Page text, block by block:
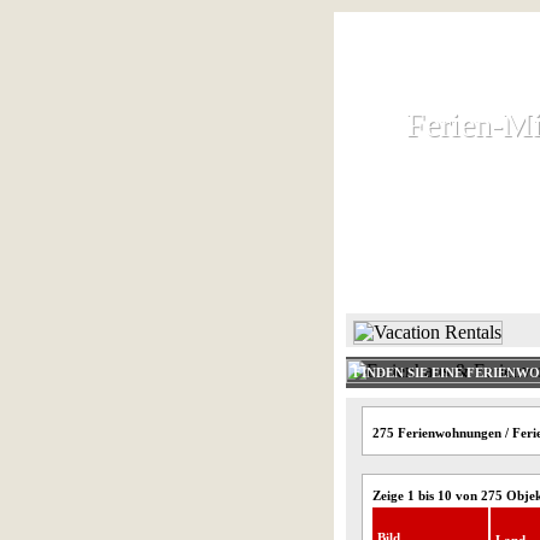
Ferien-
Ferien-
FINDEN SIE EINE
275 Ferienwohnungen /
Zeige 1 bis 10 von 275